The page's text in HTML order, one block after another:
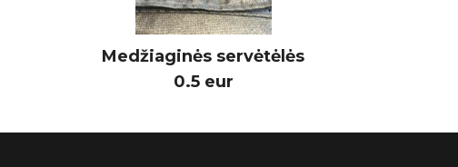
Medžiaginės servėtėlės
0.5 eur